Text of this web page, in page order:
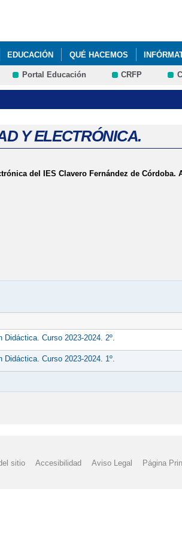
EDUCACIÓN QUÉ HACEMOS
FONDO SOCIAL EUROPEO EN EL CLAVERO
DEL COVID
DIGITALES
Portal Educación CRFP
Y ELECTRÓNICA.
del IES Clavero Fernández de Córdoba.
Curso 2023-2024. 2º.
Curso 2023-2024. 1º.
sitio Accesibilidad Aviso Legal Página